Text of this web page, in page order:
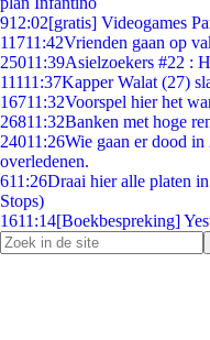
912:02[gratis] Videogames
11711:42Vrienden gaan op
25011:39Asielzoekers #22 :
11111:37Kapper Walat (27)
16711:32Voorspel hier het
26811:32Banken met hoge
24011:26Wie gaan er dood in
overledenen.
611:26Draai hier alle platen
Stops)
1611:14[Boekbespreking]